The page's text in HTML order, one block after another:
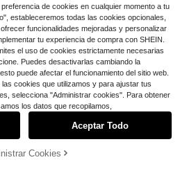
Ahorro de $3.11
DAZY Falda holgada de corte evas
é con encaje en contraste para niña
400+ vendidos
$10.78 -22%
1
0
de cookies en cualquier momento a tu
estableceremos todas las cookies opcionales,
funcionalidades mejoradas y personalizar
tu experiencia de compra con SHEIN.
el uso de cookies estrictamente necesarias
Puedes desactivarlas cambiando la
puede afectar el funcionamiento del sitio web.
cookies que utilizamos y para ajustar tus
selecciona "Administrar cookies". Para obtener
los datos que recopilamos,
Aceptar Todo
Cookies